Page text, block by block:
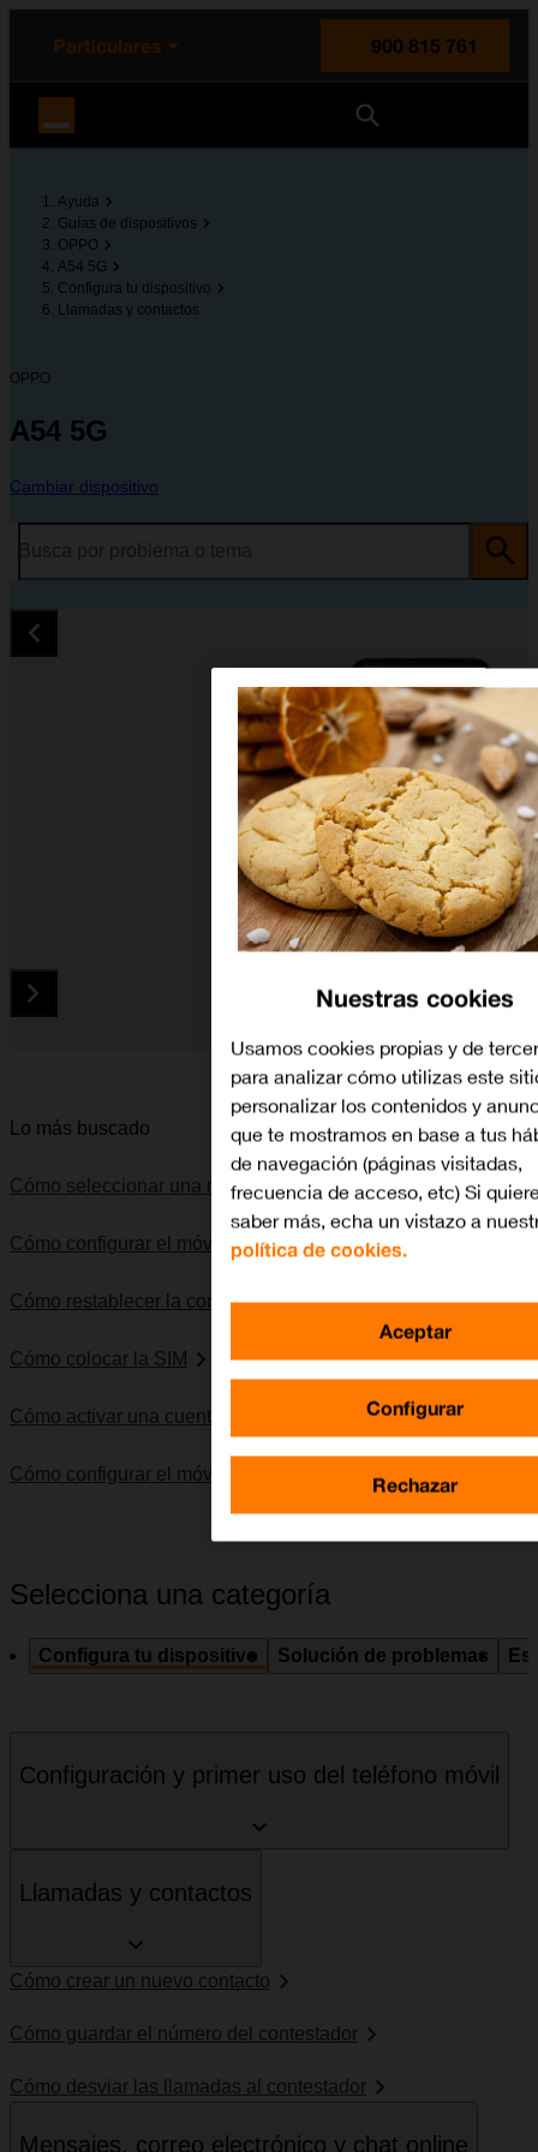
principal
la página
Particulares
900 815 761
Ayuda
Guías de dispositivos
OPPO
A54 5G
Configura tu dispositivo
Llamadas y contactos
OPPO
A54 5G
Cambiar dispositivo
Diapositiva 1 de 5. OPPO A54 5G - Black - imagen 1
Lo más buscado
Cómo seleccionar una red
Cómo configurar el móvil para internet
Cómo restablecer la configuración predeterminada
Cómo colocar la SIM
Cómo activar una cuenta de Google en el móvil
Cómo configurar el móvil para SMS
Selecciona una categoría
Configura tu dispositivo Solución de problemas
Configuración y primer uso del teléfono móvil
Llamadas y contactos
Cómo crear un nuevo contacto
Cómo guardar el número del contestador
Cómo desviar las llamadas al contestador
Mensajes, correo electrónico y chat online
Nuestras cookies
Usamos cookies propias y de
para analizar cómo utilizas este
personalizar los contenidos y
que te mostramos en base a tus
de navegación (páginas visitadas,
frecuencia de acceso, etc) Si
saber más, echa un vistazo a
política de cookies.
Configurar
Rechazar
Aceptar